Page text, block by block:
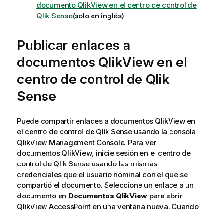
documento QlikView en el centro de control de
Qlik Sense(solo en inglés)
Publicar enlaces a
documentos QlikView en el
centro de control de Qlik
Sense
Puede compartir enlaces a documentos QlikViewen
el centro de control de Qlik Senseusando la consola
QlikView Management Console. Para ver
documentos QlikView, inicie sesión en el centro de
control de Qlik Senseusando las mismas
credenciales que el usuario nominal con el que se
compartió el documento. Seleccione un enlace a un
documento en Documentos QlikView para abrir
QlikView AccessPoint en una ventana nueva. Cuando